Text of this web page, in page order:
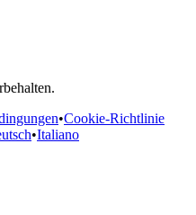
•Cookie-Richtlinie
•Italiano